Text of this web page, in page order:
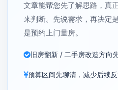
文章能帮您先了解思路，真
来判断。先说需求，再决定
是预约上门量房。
旧房翻新 / 二手房改造方向
预算区间先聊清，减少后续反